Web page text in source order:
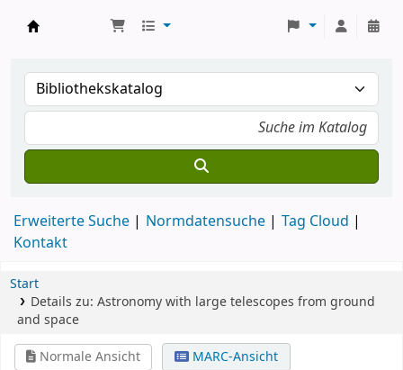
Erweiterte Suche Normdatensuche
Tag Cloud
Kontakt
Start
Details zu: Astronomy with large telescopes from ground
and space
Normale Ansicht
MARC-Ansicht